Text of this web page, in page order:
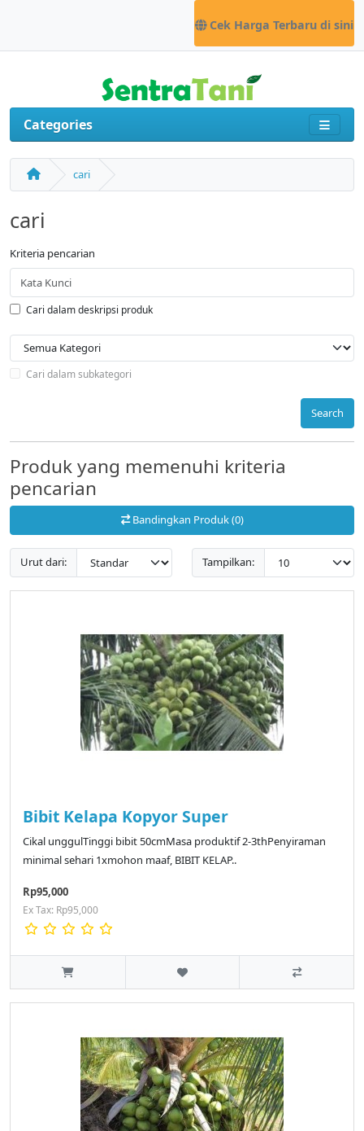
Cek Harga Terbaru di sini
Categories
cari
cari
Kriteria pencarian
Cari dalam deskripsi produk
Cari dalam subkategori
Search
Produk yang memenuhi kriteria
pencarian
Bandingkan Produk (0)
Urut dari: Tampilkan:
Bibit Kelapa Kopyor Super
Cikal unggulTinggi bibit 50cmMasa produktif 2-3thPenyiraman
minimal sehari 1xmohon maaf, BIBIT KELAP..
Rp95,000
Ex Tax: Rp95,000